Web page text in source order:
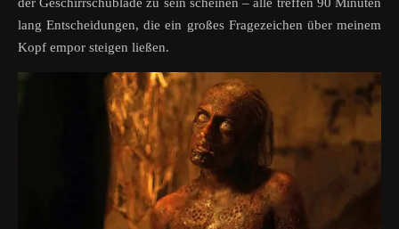
der Geschirrschublade zu sein scheinen – alle treffen 90 Minuten
lang Entscheidungen, die ein großes Fragezeichen über meinem
Kopf empor steigen ließen.